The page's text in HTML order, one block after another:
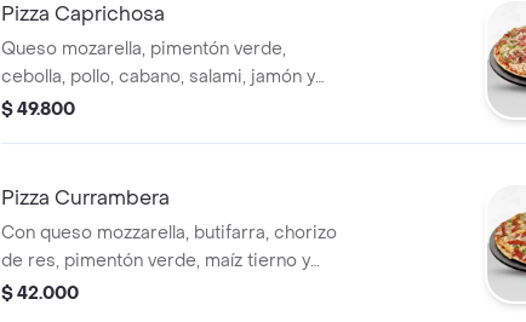
Pizza Caprichosa
Queso mozarella, pimentón verde,
cebolla, pollo, cabano, salami, jamón y
champiñones.
$ 49.800
Pizza Currambera
Con queso mozzarella, butifarra, chorizo
de res, pimentón verde, maíz tierno y
queso parmesano.
$ 42.000